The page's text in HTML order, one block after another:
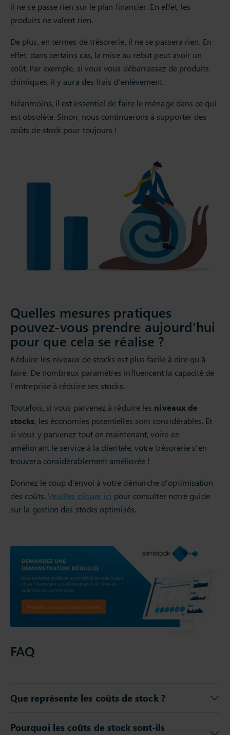
il ne se passe rien sur le plan financier. En effet, les
produits ne valent rien.
De plus, en termes de trésorerie, il ne se passera rien. En
effet, dans certains cas, la mise au rebut peut avoir un
coût. Par exemple, si vous vous débarrassez de produits
chimiques, il y aura des frais d’enlèvement.
Néanmoins, il est essentiel de faire le ménage dans ce qui
est obsolète. Sinon, nous continuerons à supporter des
coûts de stock pour toujours !
Quelles mesures pratiques
pouvez-vous prendre aujourd’hui
pour que cela se réalise ?
Réduire les niveaux de stocks est plus facile à dire qu’à
faire. De nombreux paramètres influencent la capacité de
l’entreprise à réduire ses stocks.
Toutefois, si vous parvenez à réduire les niveaux de
stocks, les économies potentielles sont considérables. Et
si vous y parvenez tout en maintenant, voire en
améliorant le service à la clientèle, votre trésorerie s’en
trouvera considérablement améliorée !
Donnez le coup d’envoi à votre démarche d’optimisation
des coûts.Veuillez cliquer ici pour consulter notre guide
sur la gestion des stocks optimisés.
FAQ
Que représente les coûts de stock ?
Pourquoi les coûts de stock sont-ils